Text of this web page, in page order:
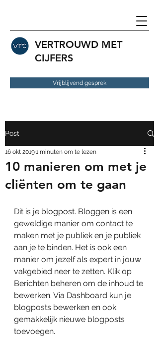
VERTROUWD MET
CIJFERS
Vrijblijvend gesprek
Post
10 manieren om met je
cliënten om te gaan
16 okt 20191 minuten om te lezen
Dit is je blogpost. Bloggen is een
geweldige manier om contact te
maken met je publiek en je publiek
aan je te binden. Het is ook een
manier om jezelf als expert in jouw
vakgebied neer te zetten. Klik op
Berichten beheren om de inhoud te
bewerken. Via Dashboard kun je
blogposts bewerken en ook
gemakkelijk nieuwe blogposts
toevoegen.